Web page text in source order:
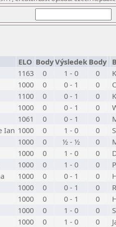
ELO BodyVýsledek Body
1163 0 1 - 0 0
1000 0 0 - 1 0
1100 0 0 - 1 0
1000 0 0 - 1 0
1061 0 0 - 1 0
Ian 1000 0 1 - 0 0
1000 0 ½ - ½ 0
1000 0 1 - 0 0
1000 0 1 - 0 0
1000 0 0 - 1 0
1000 0 0 - 1 0
1000 0 0 - 1 0
1000 0 1 - 0 0
1000 0 1 - 0 0